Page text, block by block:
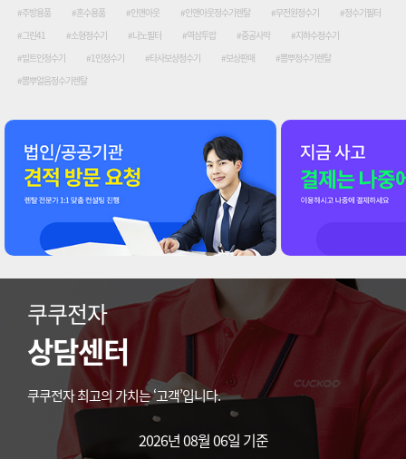
#주방용품
#혼수용품 #인앤아웃 #인앤아웃정수기렌탈 #무전원정수기
#정수기필터
#그린41
#소형정수기 #나노필터 #역삼투압 #중공사막
#지하수정수기
#빌트인정수기
#1인정수기 #타사보상정수기 #보상판매
#뽐뿌정수기렌탈
#뽐뿌얼음정수기렌탈
쿠쿠전자
상담센터
쿠쿠전자 최고의 가치는 ‘고객’입니다.
2026년 08월 06일 기준